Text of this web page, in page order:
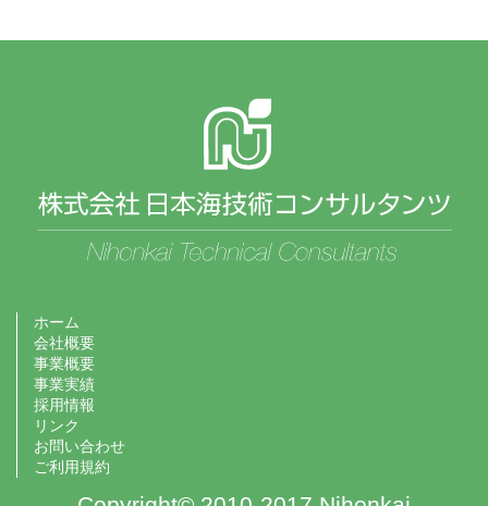
ホーム
会社概要
事業概要
事業実績
採用情報
リンク
お問い合わせ
ご利用規約